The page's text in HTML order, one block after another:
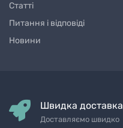
Статті
Питання і відповіді
Новини
Швидка доставка
Доставляємо швидко